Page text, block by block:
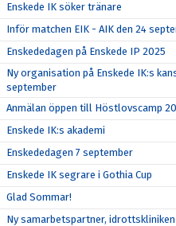
Enskede IK söker tränare
Inför matchen EIK - AIK den 24
Enskededagen på Enskede IP 2025
Ny organisation på Enskede IK:s
september
Anmälan öppen till Höstlovscamp
Enskede IK:s akademi
Enskededagen 7 september
Enskede IK segrare i Gothia Cup
Glad Sommar!
Ny samarbetspartner,